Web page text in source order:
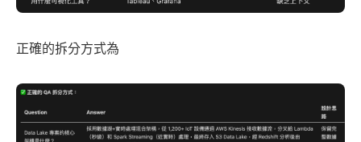
正確的拆分方式為